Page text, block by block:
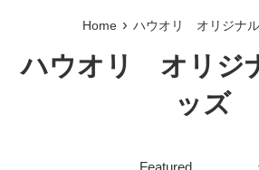
Home › ハウオリ オリジナ
ハウオリ オリジ
ッズ
Sort